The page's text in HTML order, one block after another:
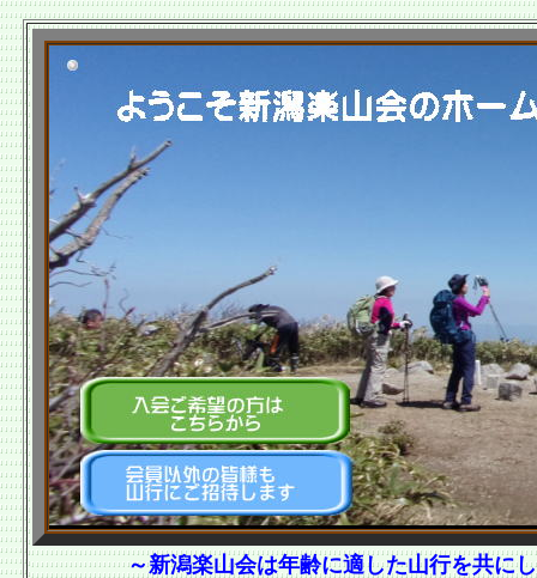
～新潟楽山会は年齢に適した山行を共に